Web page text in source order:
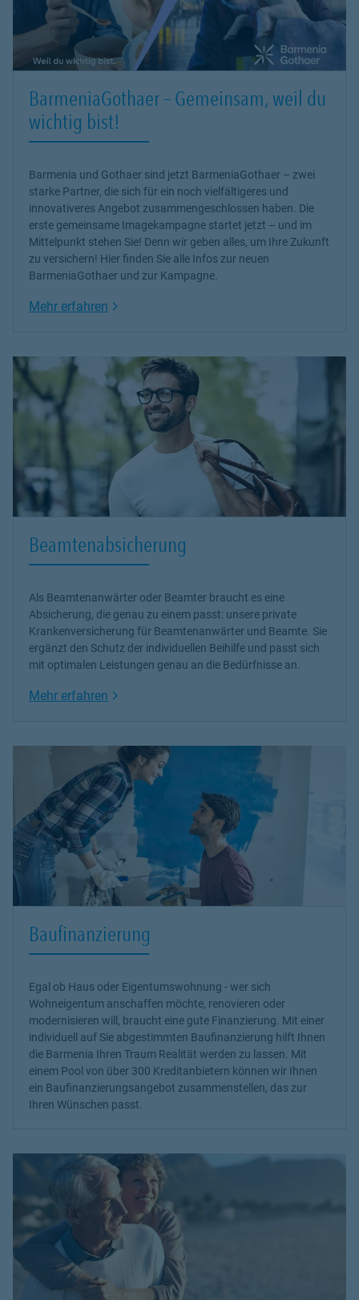
BarmeniaGothaer – Gemeinsam, weil du
wichtig bist!
Barmenia und Gothaer sind jetzt BarmeniaGothaer – zwei
starke Partner, die sich für ein noch vielfältigeres und
innovativeres Angebot zusammengeschlossen haben. Die
erste gemeinsame Imagekampagne startet jetzt – und im
Mittelpunkt stehen Sie! Denn wir geben alles, um Ihre Zukunft
zu versichern! Hier finden Sie alle Infos zur neuen
BarmeniaGothaer und zur Kampagne.
Mehr erfahren Link Opens in New Tab
Beamtenabsicherung
Als Beamtenanwärter oder Beamter braucht es eine
Absicherung, die genau zu einem passt: unsere private
Krankenversicherung für Beamtenanwärter und Beamte. Sie
ergänzt den Schutz der individuellen Beihilfe und passt sich
mit optimalen Leistungen genau an die Bedürfnisse an.
Mehr erfahren Link Opens in New Tab
Baufinanzierung
Egal ob Haus oder Eigentumswohnung - wer sich
Wohneigentum anschaffen möchte, renovieren oder
modernisieren will, braucht eine gute Finanzierung. Mit einer
individuell auf Sie abgestimmten Baufinanzierung hilft Ihnen
die Barmenia Ihren Traum Realität werden zu lassen. Mit
einem Pool von über 300 Kreditanbietern können wir Ihnen
ein Baufinanzierungsangebot zusammenstellen, das zur
Ihren Wünschen passt.